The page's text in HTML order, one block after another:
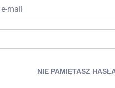
NIE PAMIĘTASZ